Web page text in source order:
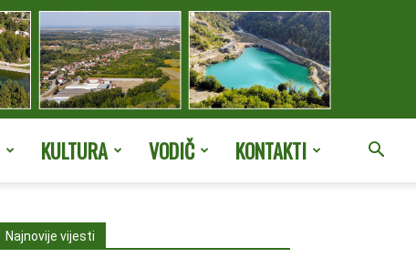
KULTURA VODIČ KONTAKTI
Najnovije vijesti